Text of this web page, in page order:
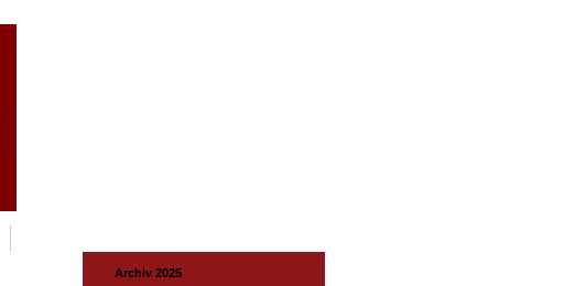
Archiv 2025